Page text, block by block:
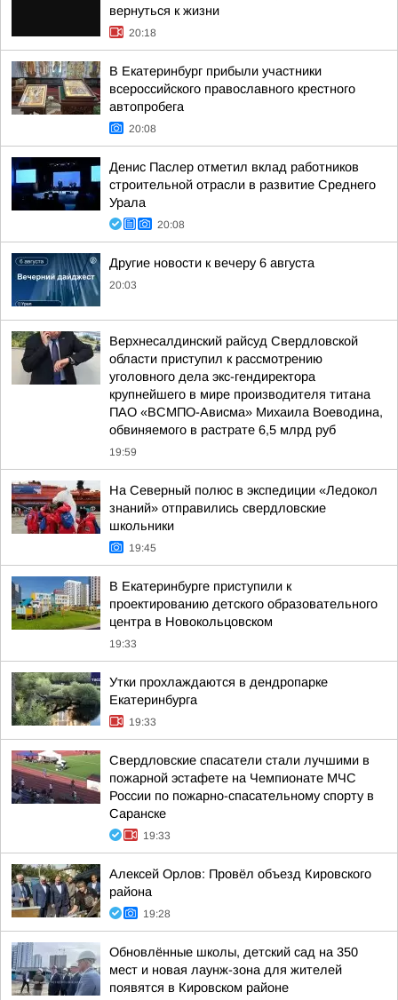
вернуться к жизни
20:18
В Екатеринбург прибыли участники
всероссийского православного крестного
автопробега
20:08
Денис Паслер отметил вклад работников
строительной отрасли в развитие Среднего
Урала
20:08
Другие новости к вечеру 6 августа
20:03
Верхнесалдинский райсуд Свердловской
области приступил к рассмотрению
уголовного дела экс-гендиректора
крупнейшего в мире производителя титана
ПАО «ВСМПО-Ависма» Михаила Воеводина,
обвиняемого в растрате 6,5 млрд руб
19:59
На Северный полюс в экспедиции «Ледокол
знаний» отправились свердловские
школьники
19:45
В Екатеринбурге приступили к
проектированию детского образовательного
центра в Новокольцовском
19:33
Утки прохлаждаются в дендропарке
Екатеринбурга
19:33
Свердловские спасатели стали лучшими в
пожарной эстафете на Чемпионате МЧС
России по пожарно-спасательному спорту в
Саранске
19:33
Алексей Орлов: Провёл объезд Кировского
района
19:28
Обновлённые школы, детский сад на 350
мест и новая лаунж-зона для жителей
появятся в Кировском районе